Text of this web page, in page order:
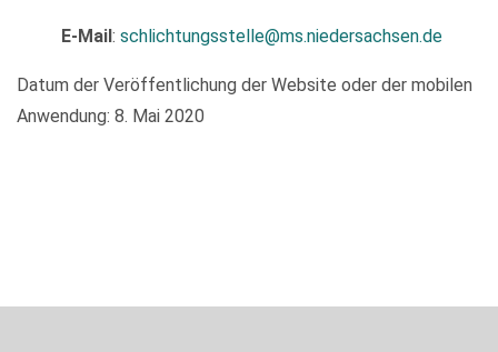
E-Mail : schlichtungsstelle@ms.niedersachsen.de
Datum der Veröffentlichung der Website oder der mobilen
Anwendung: 8. Mai 2020